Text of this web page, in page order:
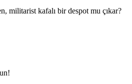
militarist kafalı bir despot mu çıkar?